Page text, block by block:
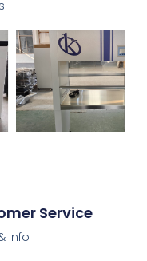
Service
Info